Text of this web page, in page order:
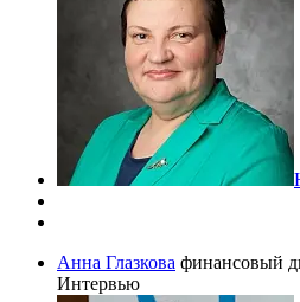
Анна Глазкова финансовый
Интервью